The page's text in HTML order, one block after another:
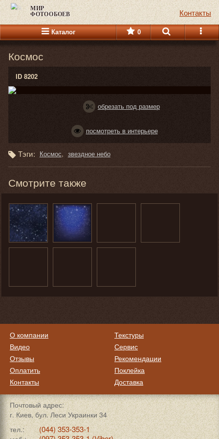
МИР
ФОТООБОЕВ Контакты
Каталог 0
Космос
ID 8202
обрезать под размер
посмотреть в интерьере
Тэги: Космос звездное небо
Смотрите также
О компании
Видео
Отзывы
Оплатить
Контакты
Текстуры
Сервис
Рекомендации
Поклейка
Доставка
Почтовый адрес:
г. Киев, бул. Леси Украинки 34
тел.:
(044) 353-353-1